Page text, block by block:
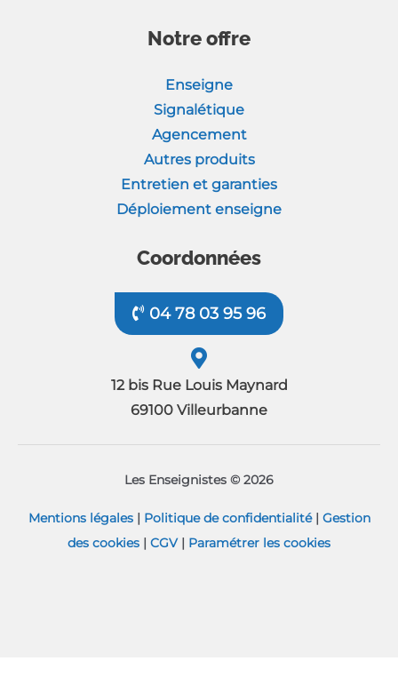
Notre offre
Enseigne
Signalétique
Agencement
Autres produits
Entretien et garanties
Déploiement enseigne
Coordonnées
04 78 03 95 96
12 bis Rue Louis Maynard
69100 Villeurbanne
Les Enseignistes © 2026
Mentions légales| Politique de confidentialité| Gestion
des cookies | CGV| Paramétrer les cookies